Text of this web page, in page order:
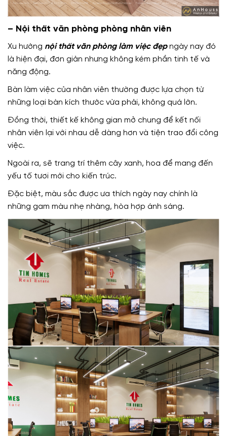
– Nội thất văn phòng phòng nhân viên
Xu hướng nội thất văn phòng làm việc đẹpngày nay đó
là hiện đại, đơn giản nhưng không kém phần tinh tế và
năng động.
Bàn làm việc của nhân viên thường được lựa chọn từ
những loại bàn kích thước vừa phải, không quá lớn.
Đồng thời, thiết kế không gian mở chung để kết nối
nhân viên lại với nhau dễ dàng hơn và tiện trao đổi công
việc.
Ngoài ra, sẽ trang trí thêm cây xanh, hoa để mang đến
yếu tố tươi mới cho kiến trúc.
Đặc biệt, màu sắc được ưa thích ngày nay chính là
những gam màu nhẹ nhàng, hòa hợp ánh sáng.